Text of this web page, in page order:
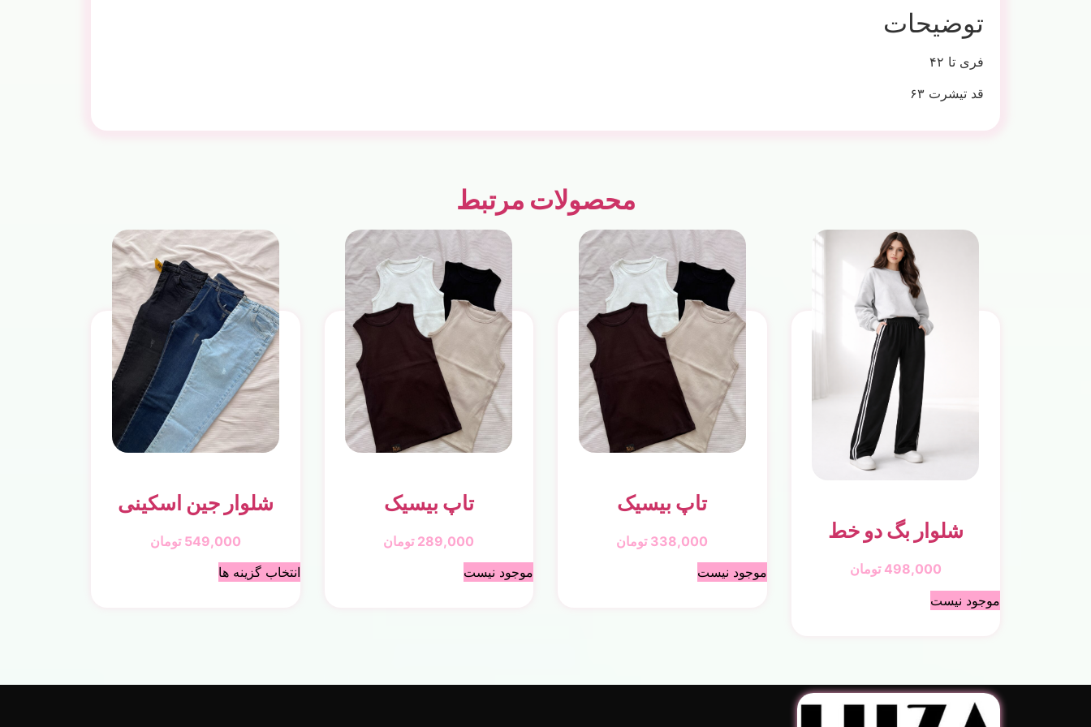
توضیحات
فری تا ۴۲
قد تیشرت ۶۳
محصولات مرتبط
شلوار بگ دو خط
498,000 تومان
موجود نیست
تاپ بیسیک
338,000 تومان
موجود نیست
تاپ بیسیک
289,000 تومان
موجود نیست
شلوار جین اسکینی
549,000 تومان
انتخاب گزینه ها